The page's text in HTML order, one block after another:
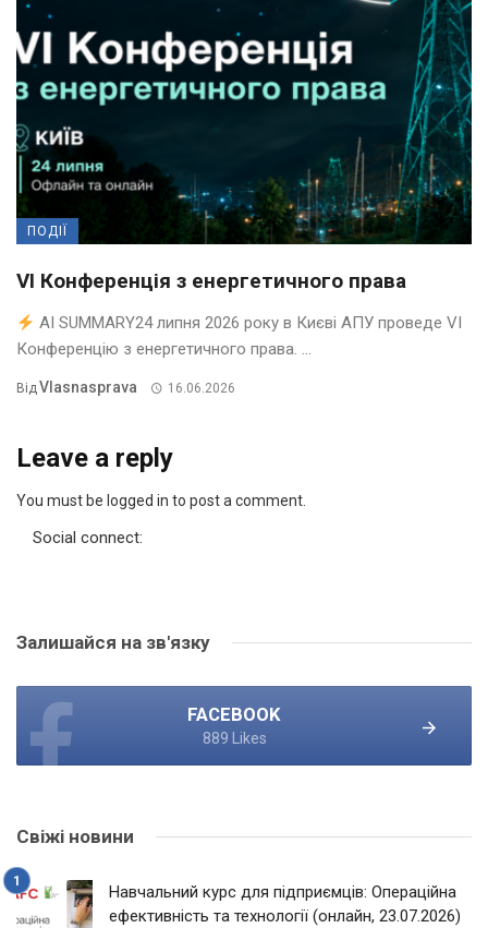
ПОДІЇ
VI Конференція з енергетичного права
AI SUMMARY24 липня 2026 року в Києві АПУ проведе VI
Конференцію з енергетичного права. ...
ВідVlasnasprava 16.06.2026
Leave a reply
You must be logged in to post a comment.
Social connect:
Залишайся на зв'язку
FACEBOOK
889 Likes
Свіжі новини
Навчальний курс для підприємців: Операційна
ефективність та технології (онлайн, 23.07.2026)